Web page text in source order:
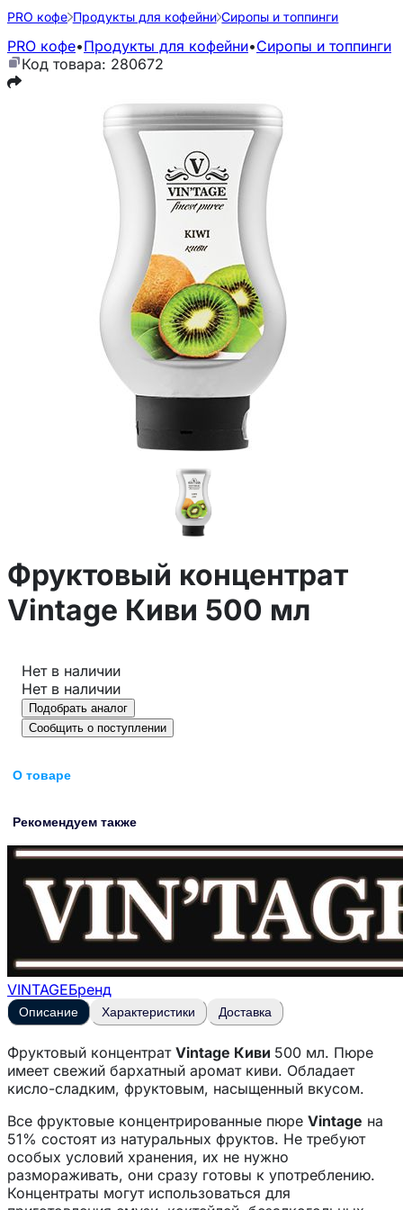
PRO кофе Продукты для кофейни Сиропы и топпинги
PRO кофе•Продукты для кофейни•Сиропы и топпинги
Код товара: 280672
Фруктовый концентрат
Vintage Киви 500 мл
Нет в наличии
Нет в наличии
Подобрать аналог
Сообщить о поступлении
О товаре
Рекомендуем также
VINTAGEБренд
Описание Характеристики Доставка
Фруктовый концентрат Vintage Киви 500 мл. Пюре
имеет свежий бархатный аромат киви. Обладает
кисло-сладким, фруктовым, насыщенный вкусом.
Все фруктовые концентрированные пюре Vintage на
51% состоят из натуральных фруктов. Не требуют
особых условий хранения, их не нужно
размораживать, они сразу готовы к употреблению.
Концентраты могут использоваться для